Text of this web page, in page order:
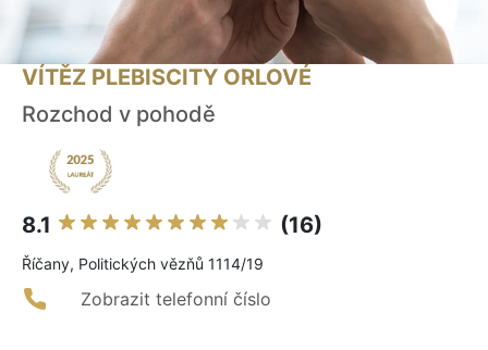
VÍTĚZ PLEBISCITY ORLOVÉ
Rozchod v pohodě
8.1 (16)
Říčany, Politických vězňů 1114/19
Zobrazit telefonní číslo